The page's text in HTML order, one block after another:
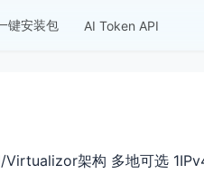
键安装包 AI Token API
Virtualizor架构 多地可选